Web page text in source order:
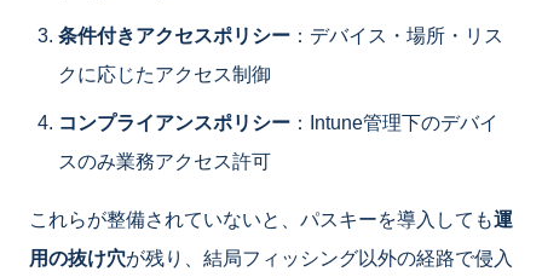
条件付きアクセスポリシー ：デバイス・場所・リス
クに応じたアクセス制御
コンプライアンスポリシー ：Intune管理下のデバイ
スのみ業務アクセス許可
これらが整備されていないと、パスキーを導入しても運
用の抜け穴が残り、結局フィッシング以外の経路で侵入